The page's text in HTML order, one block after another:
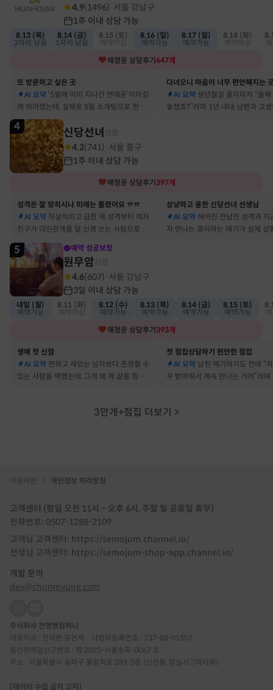
4.9(1496) 서울 강남구
1주 이내 상담 가능
8.13 (목)
2자리 남음
8.14 (금)
1자리 남음
8.15 (토)
8.16 (일)
예약가능
8.17 (월)
예약가능
8.18 (화)
애정운 상담후기 647개
또 방문하고 싶은 곳
AI 요약 ‘5월에 이미 지나간 연애운’이라길
래 의아했는데, 실제로 5월 소개팅으로 한참
고민했던 사람이 있었어요
다녀오니 마음이 너무 편안해지는
AI 요약 생년월일 풀자마자 “올
놓쳤죠?”라며 1년 내내 남편과 고
4 신당선녀
4.2(741) 서울 중구
1주 이내 상담 가능
애정운 상담후기 397개
성격은 잘 맞히시나 미래는 틀렸어요 ㅠㅠ
AI 요약 직설적이고 급한 제 성격부터 여자
친구가 대인관계를 덜 신경 쓰는 사람으로 바
뀔 거란 말까지 그대로 현실이 됐어요
상냥하고 용한 신당선녀 선생님
AI 요약 헤어진 전남친 성격과 지
자 만나는 중이라는 얘기가 실제 상
5 예약 성공보장
원무암
4.6(607) 서울 강남구
3일 이내 상담 가능
내일 (월)
예약가능
8.11 (화)
8.12 (수)
예약가능
8.13 (목)
예약가능
8.14 (금)
예약가능
8.15 (토)
예약가능
애정운 상담후기 393개
생애 첫 신점
AI 요약 편하고 재밌는 남자보다 존경할 수
있는 사람을 택했는데, 그게 왜 제 삶을 힘들게
첫 점집상담하기 편안한 점집
AI 요약 남친 얘기하기도 전에 “
꾸 받아줘서 계속 만나는 거야”라며
3만개+점집 더보기 >
이용약관 개인정보 처리방침
고객센터 (평일 오전 11시 ~ 오후 6시, 주말 및 공휴일 휴무)
전화번호: 0507-1288-2109
고객님 고객센터: https://semojum.channel.io/
선생님 고객센터: https://semojum-shop-app.channel.io/
개발 문의
dev@chunmyung.com
주식회사 천명앤컴퍼니
대표이사 : 전재현 유현재 사업자등록번호 : 737-88-01507
통신판매업신고번호 : 제 2023-서울송파-0067 호
주소 : 서울특별시 송파구 올림픽로 289, 5층 (신천동, 잠실시그마타워)
[데이터 수집 금지 고지]